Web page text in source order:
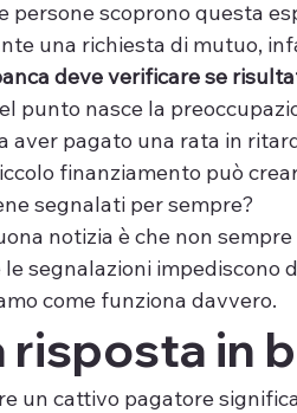
persone scoprono questa
una richiesta di mutuo,
deve verificare se
punto nasce la
aver pagato una rata in
finanziamento può
segnalati per sempre?
notizia è che non
segnalazioni impediscono
come funziona davvero.
risposta in
un cattivo pagatore